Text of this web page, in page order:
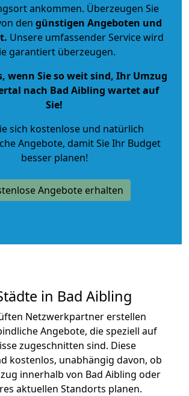
ankommen. Überzeugen Sie
den günstigen Angeboten und
. Unsere umfassender Service wird
garantiert überzeugen.
wenn Sie so weit sind, Ihr Umzug
nach Bad Aibling wartet auf
Sie!
sich kostenlose und natürlich
Angebote, damit Sie Ihr Budget
besser planen!
Angebote erhalten
in Bad Aibling
Netzwerkpartner erstellen
Angebote, die speziell auf
zugeschnitten sind. Diese
kostenlos, unabhängig davon, ob
innerhalb von Bad Aibling oder
aktuellen Standorts planen.